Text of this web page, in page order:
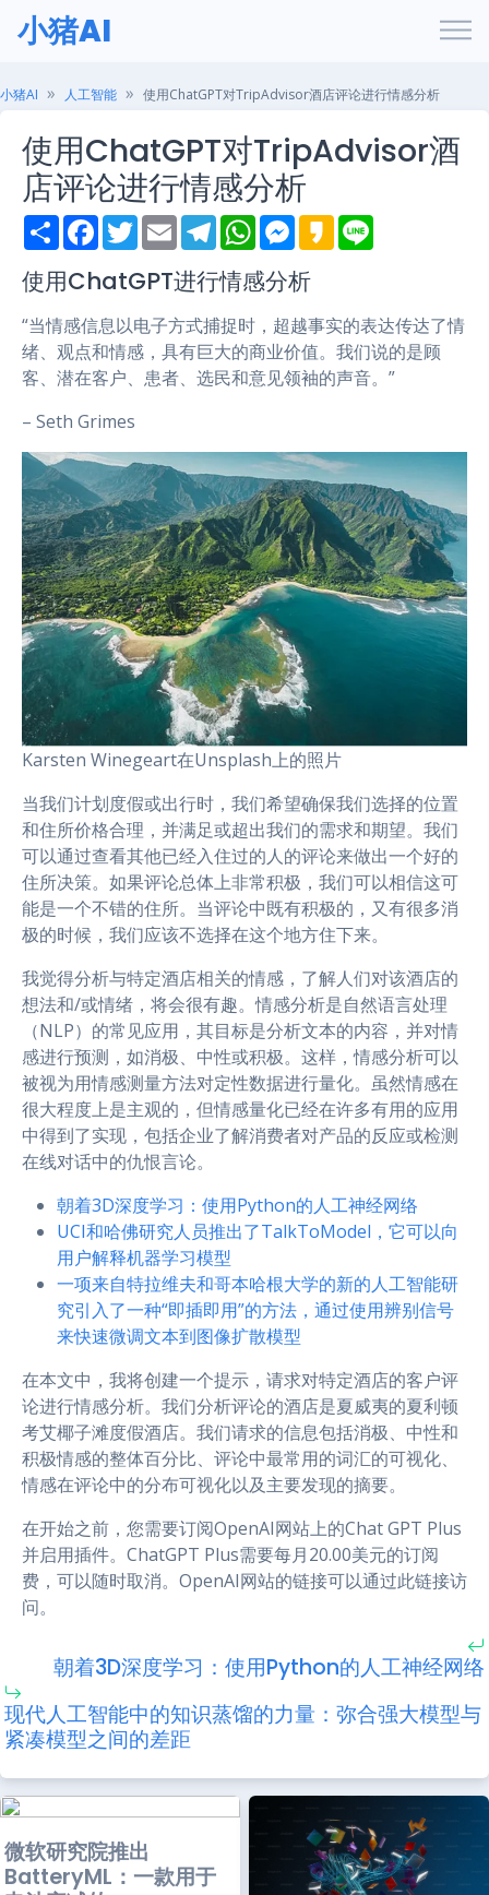
小猪AI
小猪AI 人工智能 使用ChatGPT对TripAdvisor酒店评论进行情感分析
使用ChatGPT对TripAdvisor酒
店评论进行情感分析
S
h
r
e
F
a
e
b
o
k
T
w
t
t
r
E
m
i
l
T
e
e
g
r
a
m
W
h
t
s
p
p
M
e
s
e
g
e
r
K
a
使用ChatGPT进行情感分析
“当情感信息以电子方式捕捉时，超越事实的表达传达了情
绪、观点和情感，具有巨大的商业价值。我们说的是顾
客、潜在客户、患者、选民和意见领袖的声音。”
– Seth Grimes
Karsten Winegeart在Unsplash上的照片
当我们计划度假或出行时，我们希望确保我们选择的位置
和住所价格合理，并满足或超出我们的需求和期望。我们
可以通过查看其他已经入住过的人的评论来做出一个好的
住所决策。如果评论总体上非常积极，我们可以相信这可
能是一个不错的住所。当评论中既有积极的，又有很多消
极的时候，我们应该不选择在这个地方住下来。
我觉得分析与特定酒店相关的情感，了解人们对该酒店的
想法和/或情绪，将会很有趣。情感分析是自然语言处理
（NLP）的常见应用，其目标是分析文本的内容，并对情
感进行预测，如消极、中性或积极。这样，情感分析可以
被视为用情感测量方法对定性数据进行量化。虽然情感在
很大程度上是主观的，但情感量化已经在许多有用的应用
中得到了实现，包括企业了解消费者对产品的反应或检测
在线对话中的仇恨言论。
朝着3D深度学习：使用Python的人工神经网络
UCI和哈佛研究人员推出了TalkToModel，它可以向
用户解释机器学习模型
一项来自特拉维夫和哥本哈根大学的新的人工智能研
究引入了一种“即插即用”的方法，通过使用辨别信号
来快速微调文本到图像扩散模型
在本文中，我将创建一个提示，请求对特定酒店的客户评
论进行情感分析。我们分析评论的酒店是夏威夷的夏利顿
考艾椰子滩度假酒店。我们请求的信息包括消极、中性和
积极情感的整体百分比、评论中最常用的词汇的可视化、
情感在评论中的分布可视化以及主要发现的摘要。
在开始之前，您需要订阅OpenAI网站上的Chat GPT Plus
并启用插件。ChatGPT Plus需要每月20.00美元的订阅
费，可以随时取消。OpenAI网站的链接可以通过此链接访
问。
朝着3D深度学习：使用Python的人工神经网络
现代人工智能中的知识蒸馏的力量：弥合强大模型与
紧凑模型之间的差距
微软研究院推出
BatteryML：一款用于